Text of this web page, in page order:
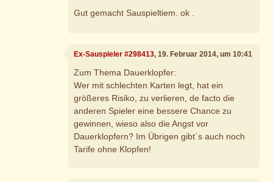
Gut gemacht Sauspieltiem. ok .
Ex-Sauspieler #298413, 19. Februar 2014, um 10:41
Zum Thema Dauerklopfer:
Wer mit schlechten Karten legt, hat ein
größeres Risiko, zu verlieren, de facto die
anderen Spieler eine bessere Chance zu
gewinnen, wieso also die Angst vor
Dauerklopfern? Im Übrigen gibt´s auch noch
Tarife ohne Klopfen!